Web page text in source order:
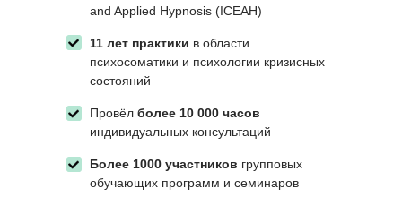
and Applied Hypnosis (ICEAH)
11 лет практики в области
психосоматики и психологии кризисных
состояний
Провёл более 10 000 часов
индивидуальных консультаций
Более 1000 участников групповых
обучающих программ и семинаров